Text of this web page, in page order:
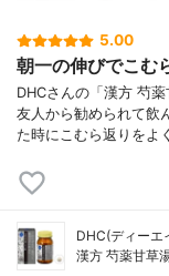
5.00
朝一の伸びでこむ
DHCさんの「漢方 芍
友人から勧められて飲
た時にこむら返りをよ
DHC(ディーエ
漢方 芍薬甘草